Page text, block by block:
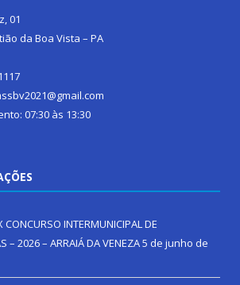
01
da Boa Vista – PA
07:30 às 13:30
INTERMUNICIPAL DE
– 2026 – ARRAIÁ DA VENEZA5 de junho de